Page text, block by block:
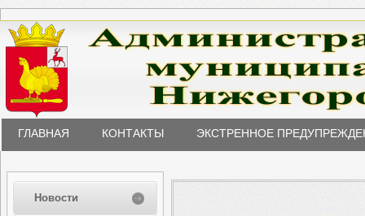
ГЛАВНАЯ КОНТАКТЫ ЭКСТРЕННОЕ
Новости